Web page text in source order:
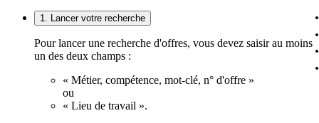
1. Lancer votre recherche
Pour lancer une recherche d'offres, vous devez saisir au moins
un des deux champs :
« Métier, compétence, mot-clé, n° d'offre »
ou
« Lieu de travail ».